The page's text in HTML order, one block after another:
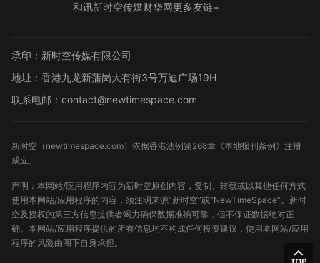
和讯新时空传媒财华网更多友链+
承印：新时空传媒有限公司
地址：香港九龙新蒲岗大有街3号万迪广场19H
联系电邮：contact@newtimespace.com
新时空（ newtimespace.com）依据香港法例第268章《本地报刊条例》注册
成立。
声明：本网站/应用程序内容为新时空原创内容，复制、转载或以其他任何方式
使用本网站/应用程序的内容，须注明来源“新时空”或“NewTimeSpace”。新时
空及授权的第三方信息提供者竭力确保数据准确可靠，但不保证数据绝对正
确。本网站/应用程序提供的所有信息均不构成任何投资建议，使用本网站/应用
程序的风险由阁下自身承担。